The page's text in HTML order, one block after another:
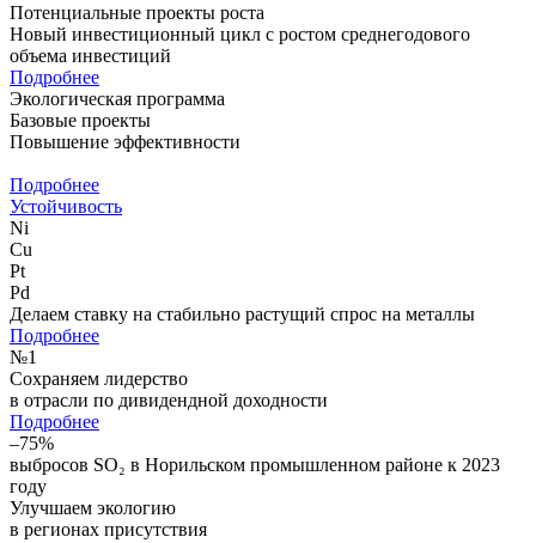
Потенциальные проекты роста
Новый инвестиционный цикл с ростом среднегодового
объема инвестиций
Подробнее
Экологическая программа
Базовые проекты
Повышение эффективности
Подробнее
Устойчивость
Ni
Cu
Pt
Pd
Делаем ставку на стабильно растущий спрос на металлы
Подробнее
№1
Сохраняем лидерство
в отрасли по дивидендной доходности
Подробнее
–75%
выбросов SO₂ в Норильском промышленном районе к 2023
году
Улучшаем экологию
в регионах присутствия